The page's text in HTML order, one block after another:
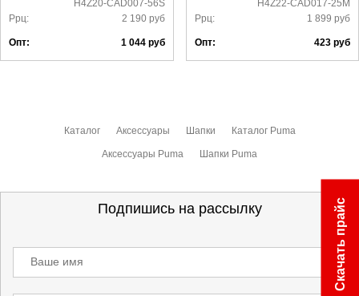
H4Z20-CAD007-56S
Ррц:
2 190руб
Опт: 1 044руб
H4Z22-CAD017-25M
Ррц:
1 899 руб
Опт: 423 руб
Каталог Аксессуары Шапки Каталог Puma
Аксессуары Puma Шапки Puma
Подпишись на рассылку
Ваше имя Скачать прайс